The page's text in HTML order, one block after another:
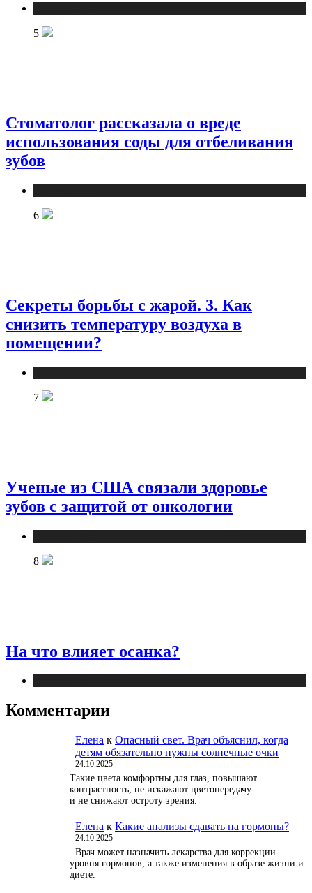
5
Стоматолог рассказала о вреде
использования соды для отбеливания
зубов
6
Секреты борьбы с жарой. 3. Как
снизить температуру воздуха в
помещении?
7
Ученые из США связали здоровье
зубов с защитой от онкологии
8
На что влияет осанка?
Комментарии
Елена к Опасный свет. Врач объяснил, когда
детям обязательно нужны солнечные очки
24.10.2025
Такие цвета комфортны для глаз, повышают
контрастность, не искажают цветопередачу
и не снижают остроту зрения.
Елена к Какие анализы сдавать на гормоны?
24.10.2025
Врач может назначить лекарства для коррекции
уровня гормонов, а также изменения в образе жизни и
диете.